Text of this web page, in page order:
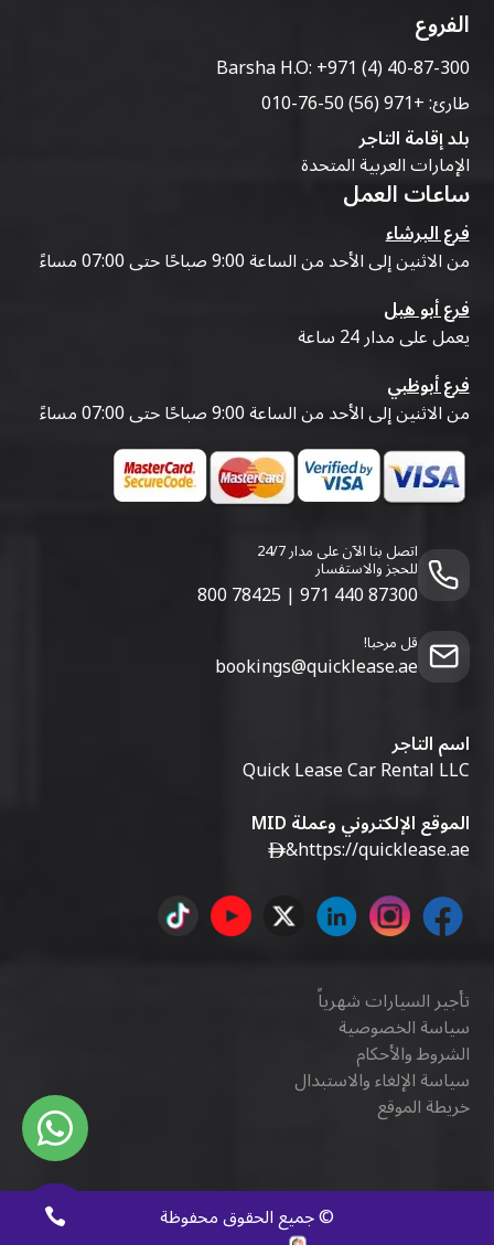
الفروع
Barsha H.O:+971 (4) 40-87-300
طارئ:+971 (56) 50-76-010
بلد إقامة التاجر
الإمارات العربية المتحدة
ساعات العمل
فرع البرشاء
من الاثنين إلى الأحد من الساعة 9:00 صباحًا حتى 07:00 مساءً
فرع أبو هيل
يعمل على مدار 24 ساعة
فرع أبوظبي
من الاثنين إلى الأحد من الساعة 9:00 صباحًا حتى 07:00 مساءً
اتصل بنا الآن على مدار 24/7
للحجز والاستفسار
800 78425 | 971 440 87300
قل مرحبا!
bookings@quicklease.ae
اسم التاجر
Quick Lease Car Rental LLC
الموقع الإلكتروني وعملة MID
https://quicklease.ae
&
تأجير السيارات شهرياً
سياسة الخصوصية
الشروط والأحكام
سياسة الإلغاء والاستبدال
خريطة الموقع
©جميع الحقوق محفوظة